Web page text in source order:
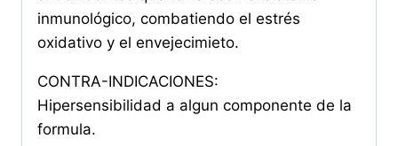
inmunológico, combatiendo el estrés
oxidativo y el envejecimieto.
CONTRA-INDICACIONES:
Hipersensibilidad a algun componente de la
formula.